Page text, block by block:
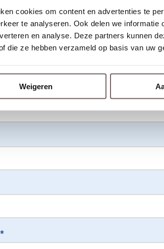
cookies om content en advertenties te
te analyseren. Ook delen we
en analyse. Deze partners kunnen
die ze hebben verzameld op basis van uw
Weigeren
*